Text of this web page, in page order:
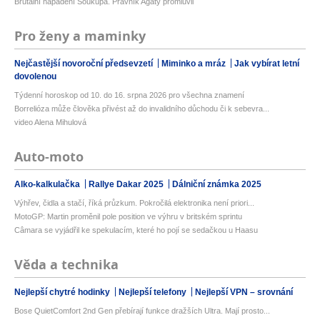
Brutální napadení Soukupa. Právník Agáty promluvil
Pro ženy a maminky
Nejčastější novoroční předsevzetí Miminko a mráz
Jak vybírat letní
dovolenou
Týdenní horoskop od 10. do 16. srpna 2026 pro všechna znamení
Borrelióza může člověka přivést až do invalidního důchodu či k sebevra...
video Alena Mihulová
Auto-moto
Alko-kalkulačka Rallye Dakar 2025 Dálniční známka 2025
Výhřev, čidla a stačí, říká průzkum. Pokročilá elektronika není priori...
MotoGP: Martin proměnil pole position ve výhru v britském sprintu
Câmara se vyjádřil ke spekulacím, které ho pojí se sedačkou u Haasu
Věda a technika
Nejlepší chytré hodinky Nejlepší telefony Nejlepší VPN – srovnání
Bose QuietComfort 2nd Gen přebírají funkce dražších Ultra. Mají prosto...